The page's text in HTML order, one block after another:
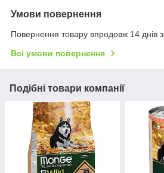
Умови повернення
Повернення товару впродовж 14 днів
Всі умови повернення
Подібні товари компанії